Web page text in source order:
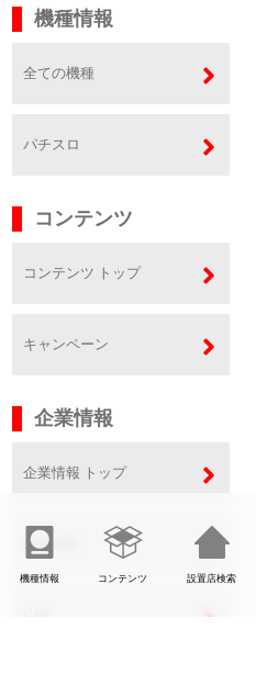
機種情報 コンテンツ 設置店検索
機種情報
全ての機種
パチスロ
コンテンツ
コンテンツ トップ
キャンペーン
企業情報
企業情報 トップ
事業内容